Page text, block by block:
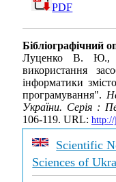
PDF
Бібліографічний
Луценко В. Ю.,
використання
інформатики
програмування".
України. Серія :
106-119. URL: http://
Scientific
Sciences of